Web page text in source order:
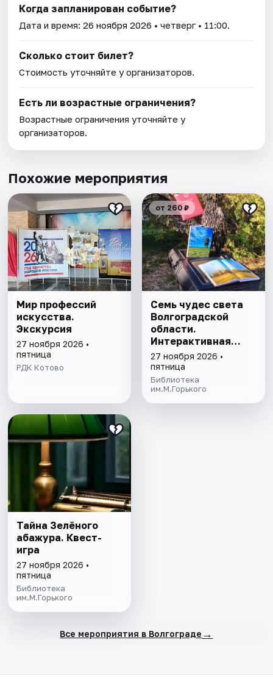
Когда запланирован событие?
Дата и время:26 ноября 2026 • четверг • 11:00.
Сколько стоит билет?
Стоимость уточняйте у организаторов.
Есть ли возрастные ограничения?
Возрастные ограничения уточняйте у
организаторов.
Похожие мероприятия
Мир профессий
искусства.
Экскурсия
27 ноября 2026 •
пятница
РДК Котово
от 260 ₽
Семь чудес света
Волгоградской
области.
Интерактивная
программа
27 ноября 2026 •
пятница
Библиотека
им.М.Горького
Тайна Зелёного
абажура. Квест-
игра
27 ноября 2026 •
пятница
Библиотека
им.М.Горького
Все мероприятия в Волгограде →